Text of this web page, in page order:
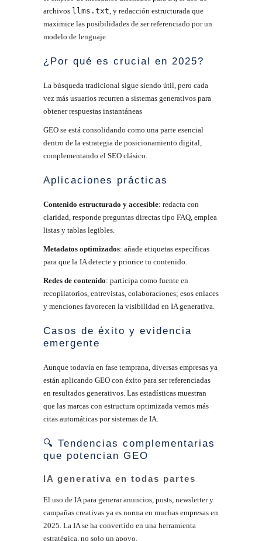
archivos llms.txt , y redacción estructurada que
maximice las posibilidades de ser referenciado por un
modelo de lenguaje.
¿Por qué es crucial en 2025?
La búsqueda tradicional sigue siendo útil, pero cada
vez más usuarios recurren a sistemas generativos para
obtener respuestas instantáneas
GEO se está consolidando como una parte esencial
dentro de la estrategia de posicionamiento digital,
complementando el SEO clásico
Aplicaciones prácticas
Contenido estructurado y accesible: redacta con
claridad, responde preguntas directas tipo FAQ, emplea
listas y tablas legibles.
Metadatos optimizados: añade etiquetas específicas
para que la IA detecte y priorice tu contenido.
Redes de contenido: participa como fuente en
recopilatorios, entrevistas, colaboraciones; esos enlaces
y menciones favorecen la visibilidad en IA generativa.
Casos de éxito y evidencia
emergente
Aunque todavía en fase temprana, diversas empresas ya
están aplicando GEO con éxito para ser referenciadas
en resultados generativos. Las estadísticas muestran
que las marcas con estructura optimizada vemos más
citas automáticas por sistemas de IA.
🔍 Tendencias complementarias
que potencian GEO
IA generativa en todas partes
El uso de IA para generar anuncios, posts, newsletter y
campañas creativas ya es norma en muchas empresas en
2025. La IA se ha convertido en una herramienta
estratégica, no solo un apoyo.